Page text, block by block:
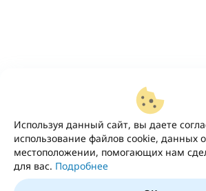
Используя данный сайт, вы даете
использование файлов cookie, данных
местоположении, помогающих нам
для вас. Подробнее